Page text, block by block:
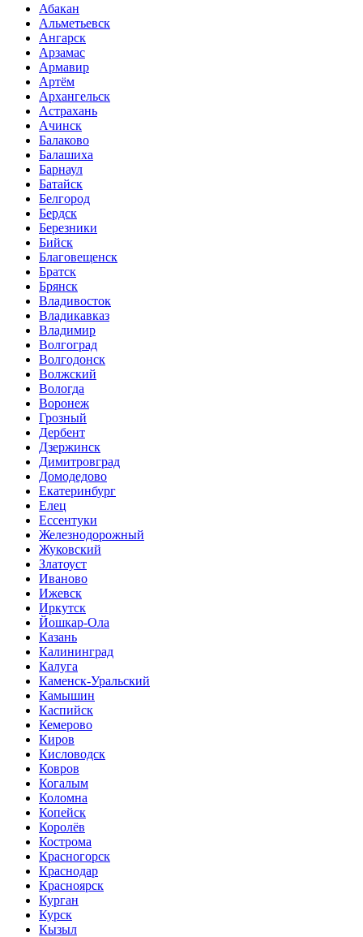
Абакан
Альметьевск
Ангарск
Арзамас
Армавир
Артём
Архангельск
Астрахань
Ачинск
Балаково
Балашиха
Барнаул
Батайск
Белгород
Бердск
Березники
Бийск
Благовещенск
Братск
Брянск
Владивосток
Владикавказ
Владимир
Волгоград
Волгодонск
Волжский
Вологда
Воронеж
Грозный
Дербент
Дзержинск
Димитровград
Домодедово
Екатеринбург
Елец
Ессентуки
Железнодорожный
Жуковский
Златоуст
Иваново
Ижевск
Иркутск
Йошкар-Ола
Казань
Калининград
Калуга
Каменск-Уральский
Камышин
Каспийск
Кемерово
Киров
Кисловодск
Ковров
Когалым
Коломна
Копейск
Королёв
Кострома
Красногорск
Краснодар
Красноярск
Курган
Курск
Кызыл